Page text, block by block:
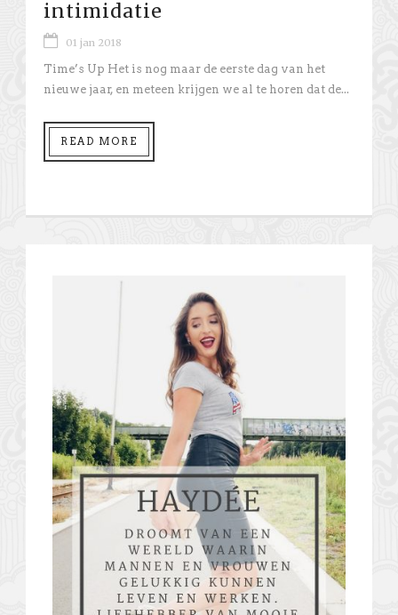
intimidatie
01 jan 2018
Time’s Up Het is nog maar de eerste dag van het
nieuwe jaar, en meteen krijgen we al te horen dat de...
READ MORE